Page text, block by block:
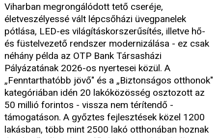
Viharban megrongálódott tető cseréje,
életveszélyessé vált lépcsőházi üvegpanelek
pótlása, LED-es világításkorszerűsítés, illetve hő-
és füstelvezető rendszer modernizálása - ez csak
néhány példa az OTP Bank Társasházi
Pályázatának 2026-os nyertesei közül. A
„Fenntarthatóbb jövő" és a „Biztonságos otthonok"
kategóriában idén 20 lakóközösség osztozott az
50 millió forintos - vissza nem térítendő -
támogatáson. A győztes fejlesztések közel 1200
lakásban, több mint 2500 lakó otthonában hoznak